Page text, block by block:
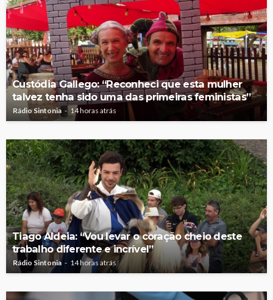
Custódia Gallego: “Reconheci que esta mulher
talvez tenha sido uma das primeiras feministas”
Rádio Sintonia 14 horas atrás
Tiago Aldeia: “Vou levar o coração cheio deste
trabalho diferente e incrível”
Rádio Sintonia 14 horas atrás